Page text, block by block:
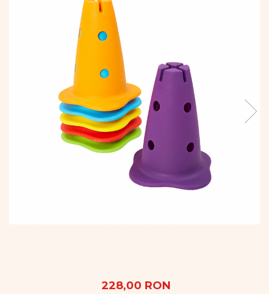
Biciclete si Triciclete
Biciclete Viking Challange
Biciclete Viking Explorer
Camere Senzoriale
Amenajări camere senzoriale
Echipamente camere senzoriale
Oferte pentru Camere Senzoriale
228,00 RON